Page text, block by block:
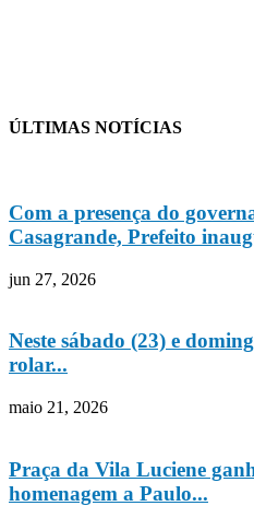
ÚLTIMAS NOTÍCIAS
Com a presença do
Casagrande, Prefeito
jun 27, 2026
Neste sábado (23) e
rolar...
maio 21, 2026
Praça da Vila Luciene
homenagem a Paulo...